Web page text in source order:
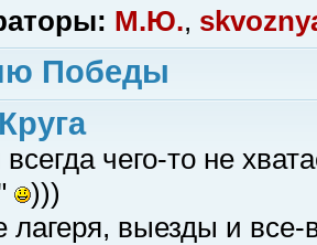
М.Ю.,
Победы
чего-то не
)))
лагеря, выезды и все-